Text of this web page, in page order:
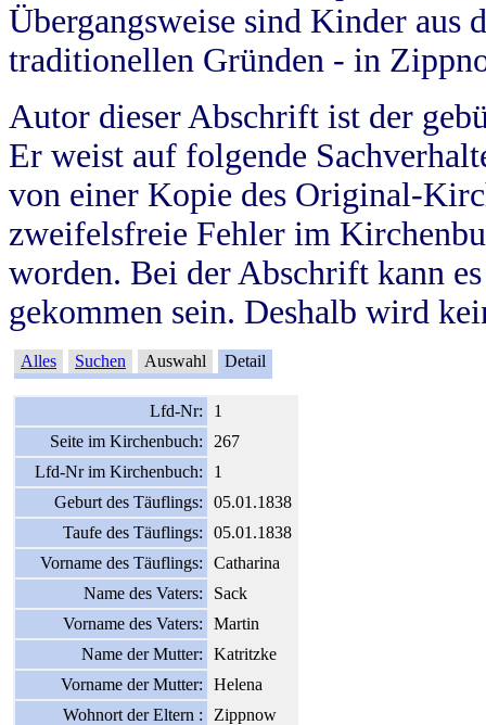
Übergangsweise sind Kinder aus
traditionellen Gründen - in
Autor dieser Abschrift ist der
Er weist auf folgende
von einer Kopie des Original-
zweifelsfreie Fehler im
worden. Bei der Abschrift kann
gekommen sein. Deshalb wird
Alles Suchen Auswahl Detail
Lfd-Nr:
1
Seite im Kirchenbuch:
267
Lfd-Nr im Kirchenbuch:
1
Geburt des Täuflings:
05.01.1838
Taufe des Täuflings:
05.01.1838
Vorname des Täuflings:
Catharina
Name des Vaters:
Sack
Vorname des Vaters:
Martin
Name der Mutter:
Katritzke
Vorname der Mutter:
Helena
Wohnort der Eltern :
Zippnow